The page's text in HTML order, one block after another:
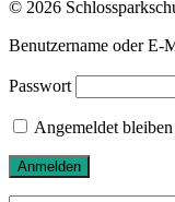
© 2026
Benutzername oder E-
Passwort
Angemeldet bleiben